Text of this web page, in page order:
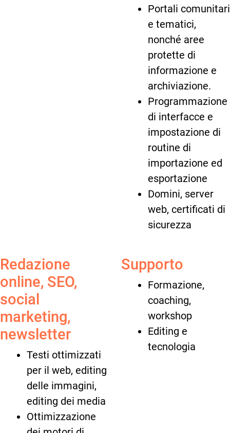
Portali comunitari
e tematici,
nonché aree
protette di
informazione e
archiviazione.
Programmazione
di interfacce e
impostazione di
routine di
importazione ed
esportazione
Domini, server
web, certificati di
sicurezza
Redazione
online, SEO,
social
marketing,
newsletter
Testi ottimizzati
per il web, editing
delle immagini,
editing dei media
Ottimizzazione
Supporto
Formazione,
coaching,
workshop
Editing e
tecnologia